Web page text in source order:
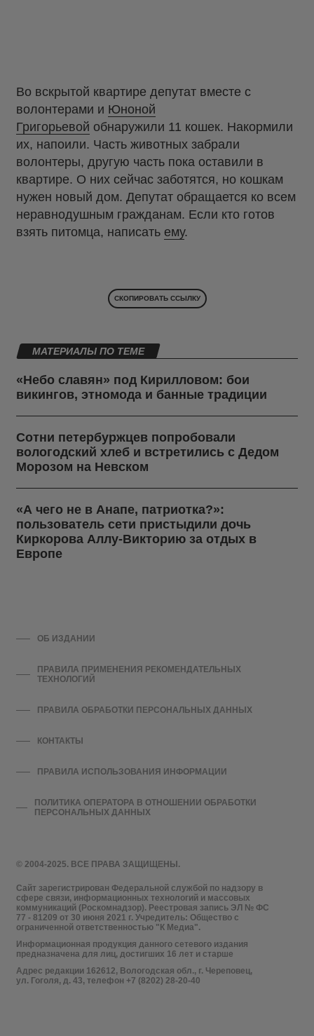
Во вскрытой квартире депутат вместе с
волонтерами и Юноной
Григорьевой обнаружили 11 кошек. Накормили
их, напоили. Часть животных забрали
волонтеры, другую часть пока оставили в
квартире. О них сейчас заботятся, но кошкам
нужен новый дом. Депутат обращается ко всем
неравнодушным гражданам. Если кто готов
взять питомца, написать ему.
СКОПИРОВАТЬ ССЫЛКУ
МАТЕРИАЛЫ ПО ТЕМЕ
«Небо славян» под Кирилловом: бои
викингов, этномода и банные традиции
Сотни петербуржцев попробовали
вологодский хлеб и встретились с Дедом
Морозом на Невском
«А чего не в Анапе, патриотка?»:
пользователь сети пристыдили дочь
Киркорова Аллу-Викторию за отдых в
Европе
© 2004-2025. ВСЕ ПРАВА ЗАЩИЩЕНЫ.
Сайт зарегистрирован Федеральной службой по надзору в
сфере связи, информационных технологий и массовых
коммуникаций (Роскомнадзор). Реестровая запись ЭЛ № ФС
77 - 81209 от 30 июня 2021 г. Учредитель: Общество с
ограниченной ответственностью "К Медиа".
Информационная продукция данного сетевого издания
предназначена для лиц, достигших 16 лет и старше
Адрес редакции 162612, Вологодская обл., г. Череповец,
ул. Гоголя, д. 43, телефон +7 (8202) 28-20-40
ОБ ИЗДАНИИ
ПРАВИЛА ПРИМЕНЕНИЯ РЕКОМЕНДАТЕЛЬНЫХ
ТЕХНОЛОГИЙ
ПРАВИЛА ОБРАБОТКИ ПЕРСОНАЛЬНЫХ ДАННЫХ
КОНТАКТЫ
ПРАВИЛА ИСПОЛЬЗОВАНИЯ ИНФОРМАЦИИ
ПОЛИТИКА ОПЕРАТОРА В ОТНОШЕНИИ ОБРАБОТКИ
ПЕРСОНАЛЬНЫХ ДАННЫХ